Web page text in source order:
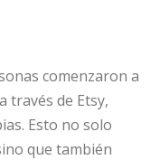
comenzaron a
través de Etsy,
Esto no solo
que también